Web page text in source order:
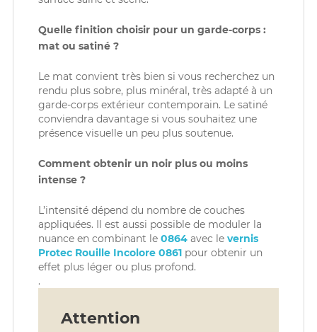
Quelle finition choisir pour un garde-corps :
mat ou satiné ?
Le mat convient très bien si vous recherchez un
rendu plus sobre, plus minéral, très adapté à un
garde-corps extérieur contemporain. Le satiné
conviendra davantage si vous souhaitez une
présence visuelle un peu plus soutenue.
Comment obtenir un noir plus ou moins
intense ?
L’intensité dépend du nombre de couches
appliquées. Il est aussi possible de moduler la
nuance en combinant le0864avec le vernis
Protec Rouille Incolore 0861pour obtenir un
effet plus léger ou plus profond.
.
Attention